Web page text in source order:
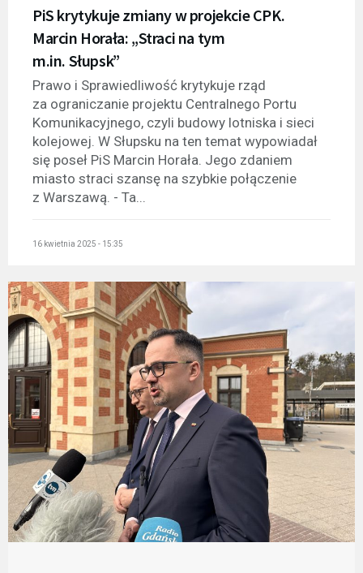
PiS krytykuje zmiany w projekcie CPK.
Marcin Horała: „Straci na tym
m.in. Słupsk”
Prawo i Sprawiedliwość krytykuje rząd
za ograniczanie projektu Centralnego Portu
Komunikacyjnego, czyli budowy lotniska i sieci
kolejowej. W Słupsku na ten temat wypowiadał
się poseł PiS Marcin Horała. Jego zdaniem
miasto straci szansę na szybkie połączenie
z Warszawą. - Ta...
16 kwietnia 2025 - 15:35